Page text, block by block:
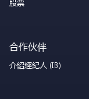
股票
合作伙伴
介紹經紀人 (IB)